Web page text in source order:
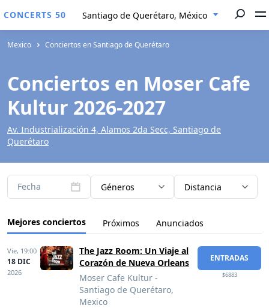
CONCERTS 50 Santiago de Querétaro, México
Mexico Conciertos en Santiago de Querétaro
Conciertos en Moser Cafe
Kultur 2026-2027
Av. Industrialización 4, Alamos 2da Secc, Santiago de
Querétaro
Fecha Géneros Distancia
Mejores conciertos Próximos Anunciados
Vie, 19:00
18 DIC
2026
The Jazz Room: Un Viaje al
Corazón de Nueva Orleans
Moser Cafe Kultur -
Santiago de Querétaro,
Mexico
ENTRADAS
$6883